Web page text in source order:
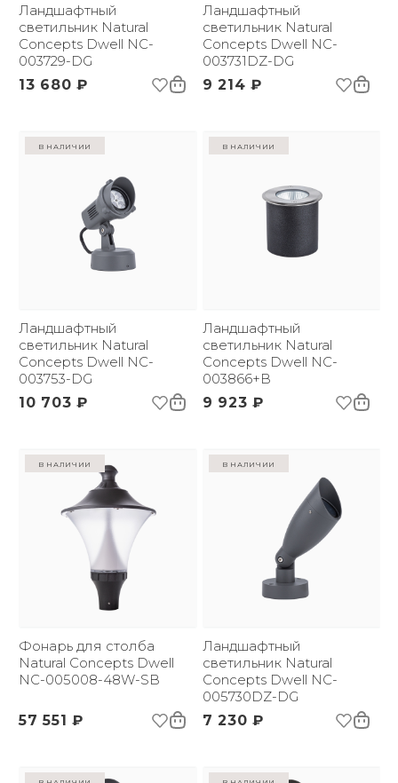
Ландшафтный
светильник Natural
Concepts Dwell NC-
003729-DG
13 680 ₽
Ландшафтный
светильник Natural
Concepts Dwell NC-
003731DZ-DG
9 214 ₽
в наличии
Ландшафтный
светильник Natural
Concepts Dwell NC-
003753-DG
10 703 ₽
в наличии
Ландшафтный
светильник Natural
Concepts Dwell NC-
003866+B
9 923 ₽
в наличии
Фонарь для столба
Natural Concepts Dwell
NC-005008-48W-SB
57 551 ₽
в наличии
Ландшафтный
светильник Natural
Concepts Dwell NC-
005730DZ-DG
7 230 ₽